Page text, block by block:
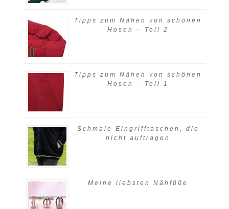
Tipps zum Nähen von schönen
Hosen – Teil 2
Tipps zum Nähen von schönen
Hosen – Teil 1
Schmale Eingrifftaschen, die
nicht auftragen
Meine liebsten Nähfüße